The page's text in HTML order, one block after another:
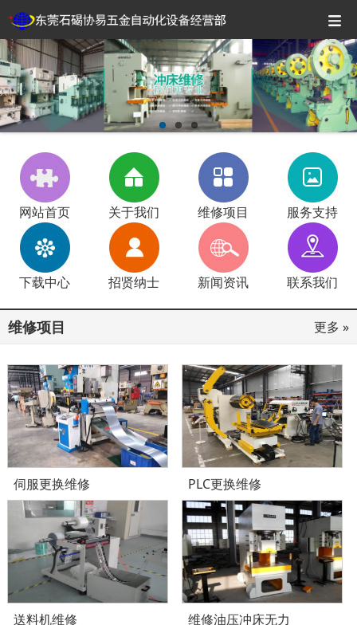
网站首页 关于我们 维修项目 服务支持
下载中心 招贤纳士 新闻资讯 联系我们
维修项目 更多 »
伺服更换维修 PLC更换维修
送料机维修 维修油压冲床无力